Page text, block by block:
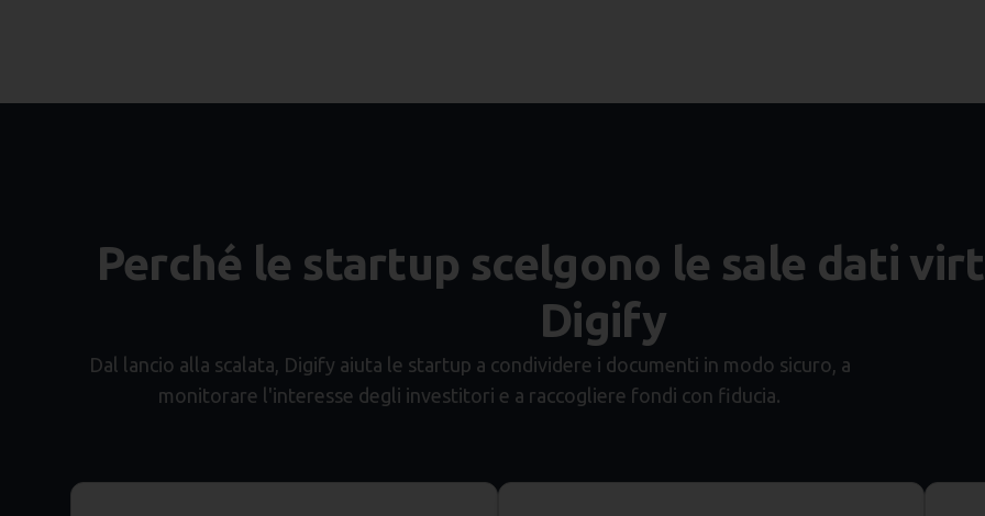
Perché le startup scelgono le sale dati
Digify
Dal lancio alla scalata, Digify aiuta le startup a condividere i documenti in modo sicuro, a
monitorare l'interesse degli investitori e a raccogliere fondi con fiducia.